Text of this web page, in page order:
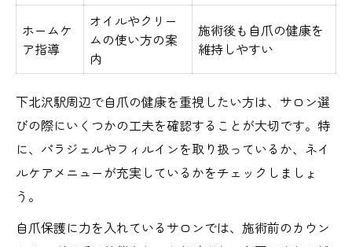
ホームケ
ア指導
オイルやクリー
ムの使い方の案
内
施術後も自爪の健康を
維持しやすい
下北沢駅周辺で自爪の健康を重視したい方は、サロン選
びの際にいくつかの工夫を確認することが大切です。特
に、パラジェルやフィルインを取り扱っているか、ネイ
ルケアメニューが充実しているかをチェックしましょ
う。
自爪保護に力を入れているサロンでは、施術前のカウン